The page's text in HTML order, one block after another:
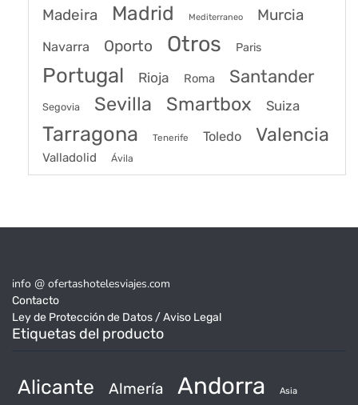
Madeira Madrid Mediterraneo Murcia
Navarra Oporto Otros Paris
Portugal Rioja Roma Santander
Segovia Sevilla Smartbox Suiza
Tarragona Tenerife Toledo Valencia
Valladolid Ávila
info @ ofertashotelesviajes.com
Contacto
Ley de Protección de Datos / Aviso Legal
Etiquetas del producto
Alicante Almería Andorra Asia